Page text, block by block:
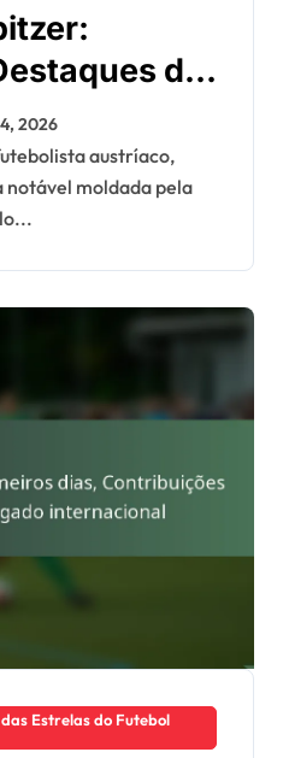
da
de jogo
2026
moldada pela
Estrelas do Futebol